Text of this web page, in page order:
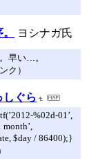
ヨシナガ氏
早い…。
ク）
しぐら
%02d-01’,
$day / 86400);}